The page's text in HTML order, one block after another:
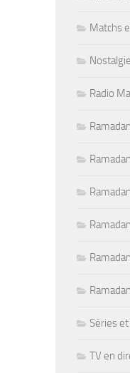
Matchs
Radio
Séries
TV en